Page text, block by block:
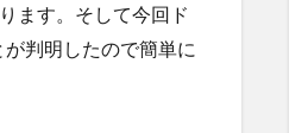
ます。そして今回ド
判明したので簡単に